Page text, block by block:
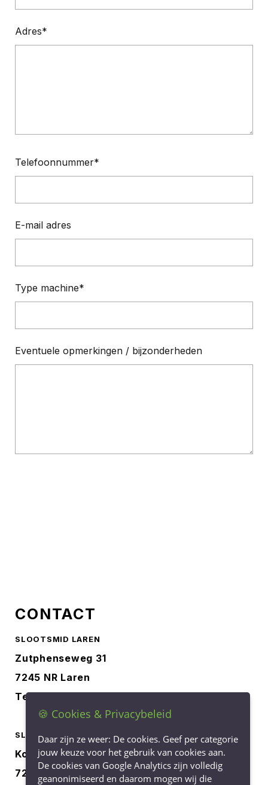
Adres
Telefoonnummer
E-mail adres
Type machine
Eventuele opmerkingen / bijzonderheden
CONTACT
SLOOTSMID LAREN
Zutphenseweg 31
7245 NR Laren
Tel.
SLOOTSMID BORCULO
Korenbree 40a
7271 LH Borculo
🍪 Cookies & Privacybeleid
Daar zijn ze weer: De cookies. Geef per categorie
jouw keuze voor het gebruik van cookies aan.
De cookies van Google Analytics zijn volledig
geanonimiseerd en daarom mogen wij die